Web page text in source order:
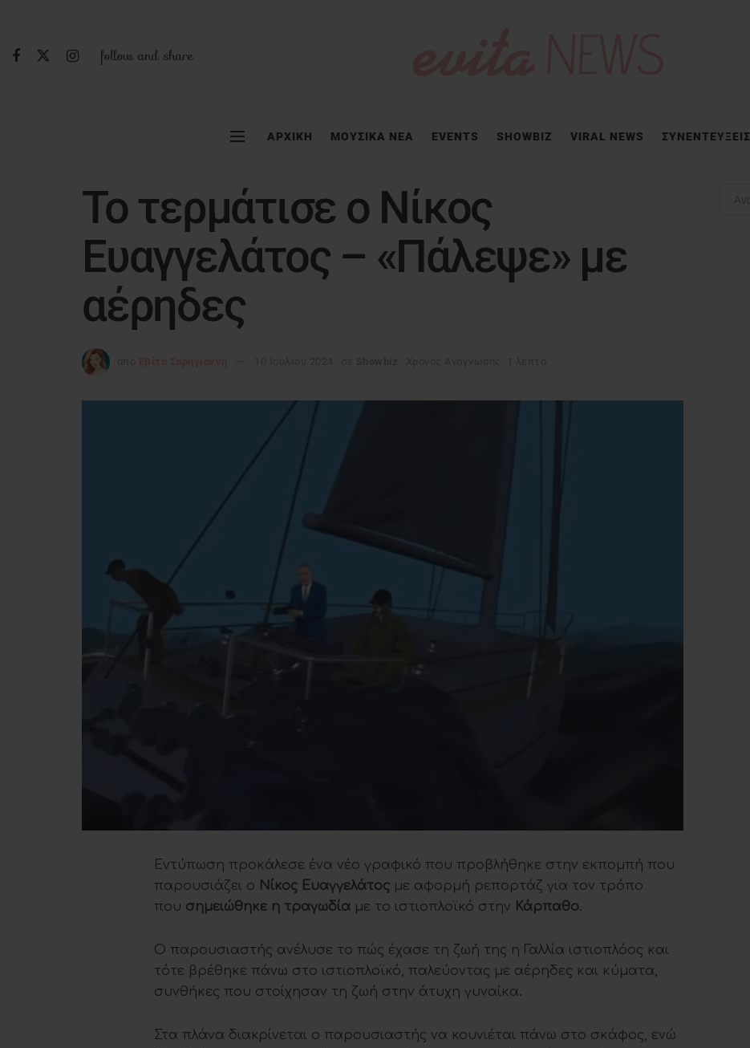
follow and share
ΑΡΧΙΚΗ ΜΟΥΣΙΚΑ ΝΕΑ EVENTS SHOWBIZ VIRAL NEWS ΣΥΝΕΝΤΕΥΞΕΙΣ
Το τερμάτισε ο Νίκος
Ευαγγελάτος – «Πάλεψε» με
αέρηδες
Εντύπωση προκάλεσε ένα νέο γραφικό που προβλήθηκε στην εκπομπή που
παρουσιάζει ο Νίκος Ευαγγελάτος με αφορμή ρεπορτάζ για τον τρόπο
που σημειώθηκε η τραγωδία με το ιστιοπλοϊκό στην Κάρπαθο.
Ο παρουσιαστής ανέλυσε το πώς έχασε τη ζωή της η Γαλλία ιστιοπλόος και
τότε βρέθηκε πάνω στο ιστιοπλοϊκό, παλεύοντας με αέρηδες και κύματα,
συνθήκες που στοίχησαν τη ζωή στην άτυχη γυναίκα.
Στα πλάνα διακρίνεται ο παρουσιαστής να κουνιέται πάνω στο σκάφος, ενώ